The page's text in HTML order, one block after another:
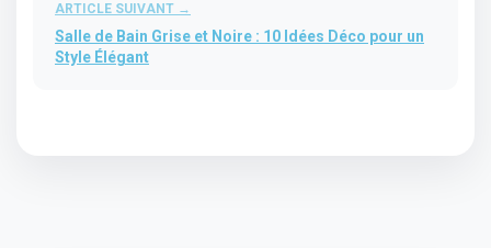
ARTICLE SUIVANT →
Salle de Bain Grise et Noire : 10 Idées Déco pour un
Style Élégant